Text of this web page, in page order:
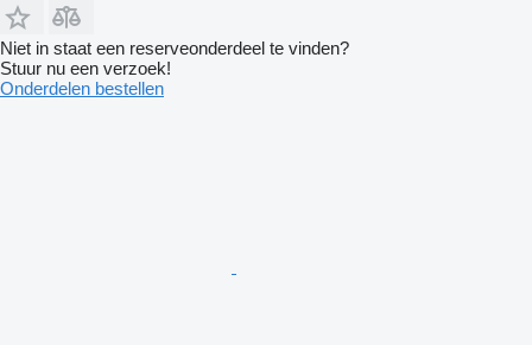
Niet in staat een reserveonderdeel te vinden?
Stuur nu een verzoek!
Onderdelen bestellen